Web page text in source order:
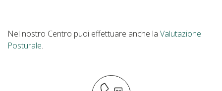
Nel nostro Centro puoi effettuare anche la Valutazione
Posturale.